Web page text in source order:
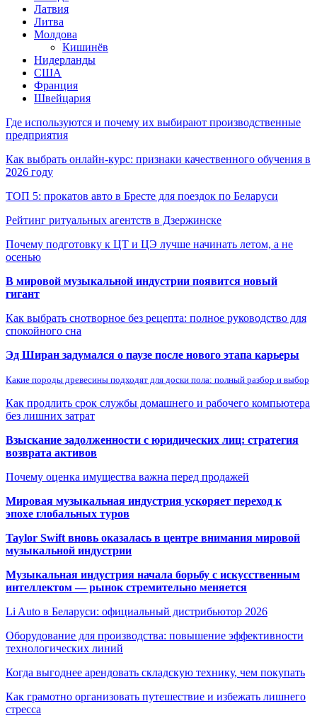
Латвия
Литва
Молдова
Кишинёв
Нидерланды
США
Франция
Швейцария
Где используются и почему их выбирают производственные
предприятия
Как выбрать онлайн-курс: признаки качественного обучения в
2026 году
ТОП 5: прокатов авто в Бресте для поездок по Беларуси
Рейтинг ритуальных агентств в Дзержинске
Почему подготовку к ЦТ и ЦЭ лучше начинать летом, а не
осенью
В мировой музыкальной индустрии появится новый
гигант
Как выбрать снотворное без рецепта: полное руководство для
спокойного сна
Эд Ширан задумался о паузе после нового этапа карьеры
Какие породы древесины подходят для доски пола: полный разбор и выбор
Как продлить срок службы домашнего и рабочего компьютера
без лишних затрат
Взыскание задолженности с юридических лиц: стратегия
возврата активов
Почему оценка имущества важна перед продажей
Мировая музыкальная индустрия ускоряет переход к
эпохе глобальных туров
Taylor Swift вновь оказалась в центре внимания мировой
музыкальной индустрии
Музыкальная индустрия начала борьбу с искусственным
интеллектом — рынок стремительно меняется
Li Auto в Беларуси: официальный дистрибьютор 2026
Оборудование для производства: повышение эффективности
технологических линий
Когда выгоднее арендовать складскую технику, чем покупать
Как грамотно организовать путешествие и избежать лишнего
стресса